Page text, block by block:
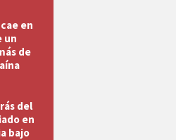
en
un
de
del
en
bajo